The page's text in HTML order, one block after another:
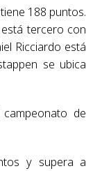
188 puntos.
tercero con
Ricciardo está
se ubica
de
y supera a